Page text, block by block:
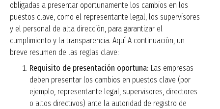
obligadas a presentar oportunamente los cambios en los
puestos clave, como el representante legal, los supervisores
y el personal de alta dirección, para garantizar el
cumplimiento y la transparencia. Aquí A continuación, un
breve resumen de las reglas clave:
Requisito de presentación oportuna: Las empresas
deben presentar los cambios en puestos clave (por
ejemplo, representante legal, supervisores, directores
o altos directivos) ante la autoridad de registro de